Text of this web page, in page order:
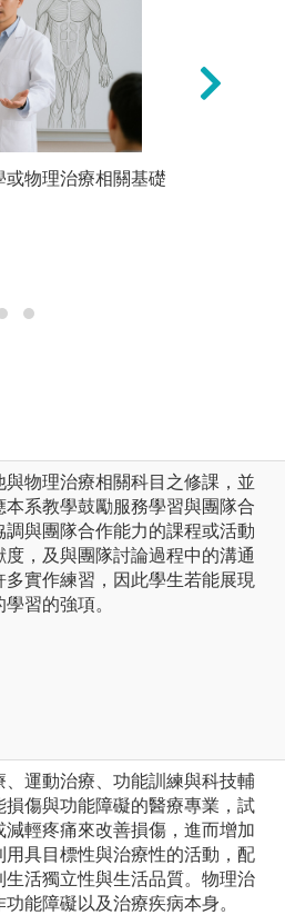
物理治療相關基礎
物理治療相關科目之修課，並
系教學鼓勵服務學習與團隊合
與團隊合作能力的課程或活動
，及與團隊討論過程中的溝通
實作練習，因此學生若能展現
習的強項。
運動治療、功能訓練與科技輔
傷與功能障礙的醫療專業，試
輕疼痛來改善損傷，進而增加
具目標性與治療性的活動，配
活獨立性與生活品質。物理治
能障礙以及治療疾病本身。